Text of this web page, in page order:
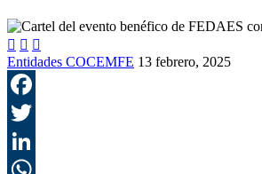
  
Entidades COCEMFE 13 febrero, 2025